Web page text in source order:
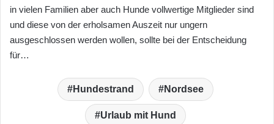
in vielen Familien aber auch Hunde vollwertige Mitglieder sind
und diese von der erholsamen Auszeit nur ungern
ausgeschlossen werden wollen, sollte bei der Entscheidung
für…
Hundestrand Nordsee
Urlaub mit Hund